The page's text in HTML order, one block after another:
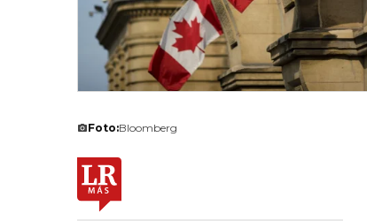
Foto:Bloomberg